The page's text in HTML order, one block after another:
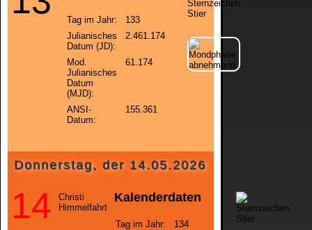
Tag im Jahr:
133
Julianisches
Datum (JD):
2.461.174
Mod.
Julianisches
Datum
(MJD):
61.174
ANSI-
Datum:
155.361
Donnerstag, der 14.05.2026
14
Christi
Himmelfahrt
Kalenderdaten
Tag im Jahr:
134